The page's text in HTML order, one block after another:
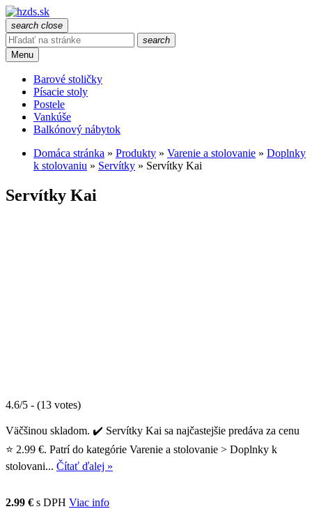
search close
search
Menu
Barové stoličky
Písacie stoly
Postele
Vankúše
Balkónový nábytok
Domáca stránka » Produkty » Varenie a stolovanie » Doplnky
k stolovaniu » Servítky » Servítky Kai
Servítky Kai
4.6/5 - (13 votes)
Väčšinou skladom. ✔️ Servítky Kai sa najčastejšie predáva za cenu
⭐ 2.99 €. Patrí do kategórie Varenie a stolovanie > Doplnky k
stolovani... Čítať ďalej »
2.99 € s DPH Viac info